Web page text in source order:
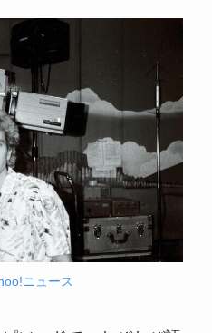
ニュース